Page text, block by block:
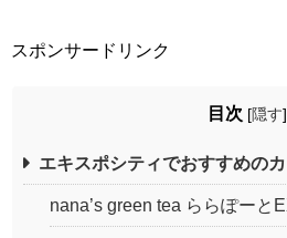
スポンサードリンク
目次 [隠す]
エキスポシティでおすすめの
nana’s green tea ららぽーと